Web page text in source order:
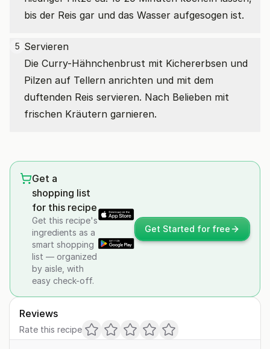
bis der Reis gar und das Wasser aufgesogen ist.
5 Servieren
Die Curry-Hähnchenbrust mit Kichererbsen und
Pilzen auf Tellern anrichten und mit dem
duftenden Reis servieren. Nach Belieben mit
frischen Kräutern garnieren.
Get a
shopping list
for this recipe
Get this recipe's
ingredients as a
smart shopping
list — organized
by aisle, with
easy check-off.
Get Started for free
Reviews
Rate this recipe